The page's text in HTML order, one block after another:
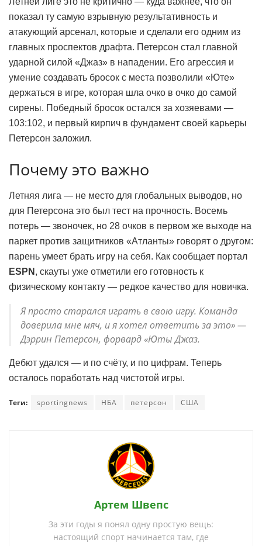
показал ту самую взрывную результативность и
атакующий арсенал, которые и сделали его одним из
главных проспектов драфта. Петерсон стал главной
ударной силой «Джаз» в нападении. Его агрессия и
умение создавать бросок с места позволили «Юте»
держаться в игре, которая шла очко в очко до самой
сирены. Победный бросок остался за хозяевами —
103:102, и первый кирпич в фундамент своей карьеры
Петерсон заложил.
Почему это важно
Летняя лига — не место для глобальных выводов, но
для Петерсона это был тест на прочность. Восемь
потерь — звоночек, но 28 очков в первом же выходе на
паркет против защитников «Атланты» говорят о другом:
парень умеет брать игру на себя. Как сообщает портал
ESPN , скауты уже отметили его готовность к
физическому контакту — редкое качество для новичка.
Я просто старался играть в свою игру. Команда
доверила мне мяч, и я хотел ответить за это» —
Дэррин Петерсон, форвард «Юты Джаз.
Дебют удался — и по счёту, и по цифрам. Теперь
осталось поработать над чистотой игры.
Теги: sportingnews НБА петерсон США
Артем Швепс
За эти годы я понял одну простую вещь:
настоящий спорт начинается там, где